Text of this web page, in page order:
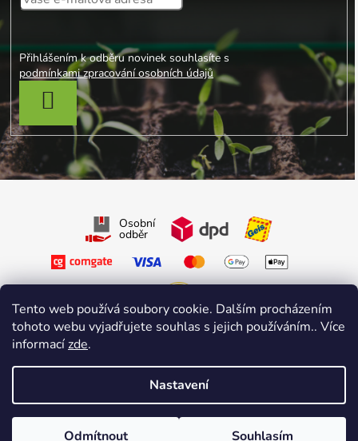
Tento web používá soubory cookie. Dalším procházením
tohoto webu vyjadřujete souhlas s jejich používáním.. Více
informacízde.
Nastavení
Odmítnout Souhlasím
Přihlášením k odběru novinek souhlasíte s
podmínkami zpracování osobních údajů
PŘIHLÁSIT SE
Osobní
odběr
Vytvořil Shoptet Premium&sniperdesign.cz
Growmarket.cz